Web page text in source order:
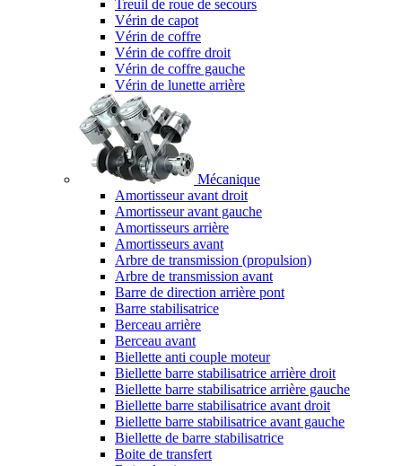
Treuil de roue de secours
Vérin de capot
Vérin de coffre
Vérin de coffre droit
Vérin de coffre gauche
Vérin de lunette arrière
Mécanique
Amortisseur avant droit
Amortisseur avant gauche
Amortisseurs arrière
Amortisseurs avant
Arbre de transmission (propulsion)
Arbre de transmission avant
Barre de direction arrière pont
Barre stabilisatrice
Berceau arrière
Berceau avant
Biellette anti couple moteur
Biellette barre stabilisatrice arrière droit
Biellette barre stabilisatrice arrière gauche
Biellette barre stabilisatrice avant droit
Biellette barre stabilisatrice avant gauche
Biellette de barre stabilisatrice
Boite de transfert